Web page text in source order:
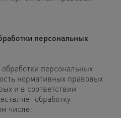
персональных
персональных
нормативных правовых
и в соответствии
обработку
числе: